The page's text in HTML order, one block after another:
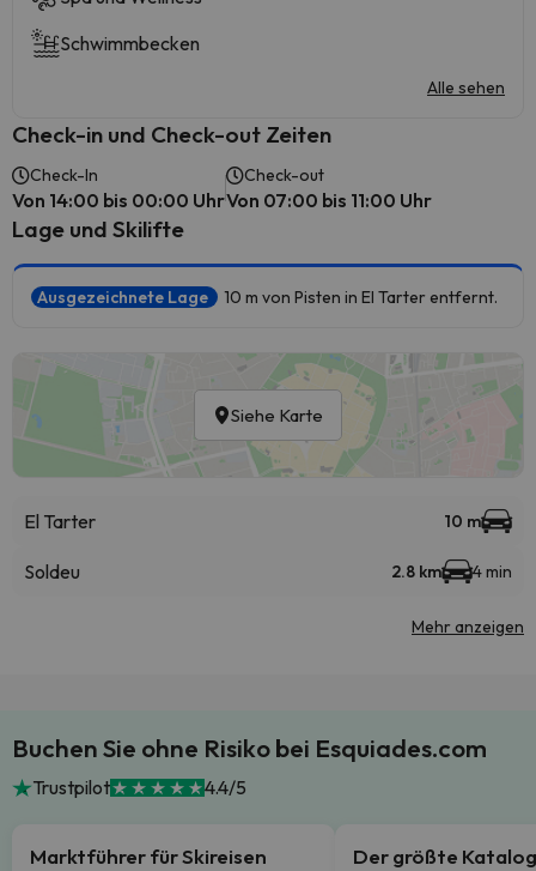
Schwimmbecken
Alle sehen
Check-in und Check-out Zeiten
Check-In
Von 14:00 bis 00:00 Uhr
Check-out
Von 07:00 bis 11:00 Uhr
Lage und Skilifte
Ausgezeichnete Lage 10 m von Pisten in El Tarter entfernt.
Siehe Karte
El Tarter 10 m
Soldeu 2.8 km 4 min
Mehr anzeigen
Buchen Sie ohne Risiko bei Esquiades.com
Trustpilot 4.4/5
Marktführer für Skireisen Der größte Katalog